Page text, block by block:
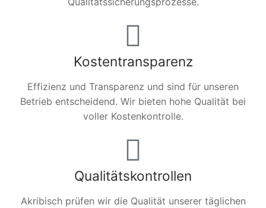
Kostentransparenz
Effizienz und Transparenz und sind für unseren
Betrieb entscheidend. Wir bieten hohe Qualität bei
voller Kostenkontrolle.
Qualitätskontrollen
Akribisch prüfen wir die Qualität unserer täglichen